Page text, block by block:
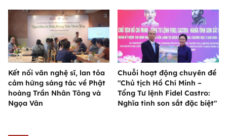
Kết nối văn nghệ sĩ, lan tỏa
cảm hứng sáng tác về Phật
hoàng Trần Nhân Tông và
Ngọa Vân
Chuỗi hoạt động chuyên đề
"Chủ tịch Hồ Chí Minh –
Tổng Tư lệnh Fidel Castro:
Nghĩa tình son sắt đặc biệt"